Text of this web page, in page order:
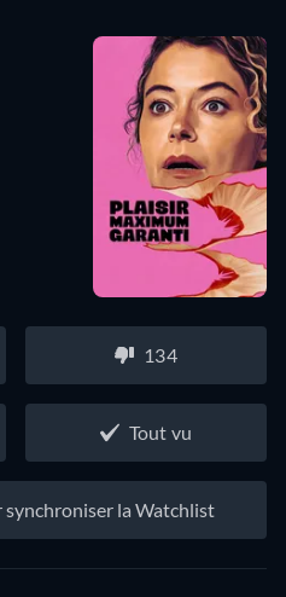
134
Tout vu
synchroniser la Watchlist